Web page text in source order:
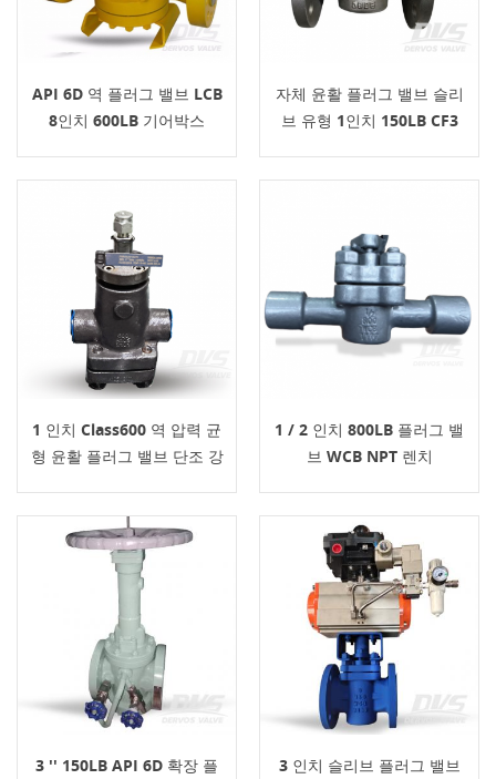
API 6D 역 플러그 밸브 LCB
8인치 600LB 기어박스
자체 윤활 플러그 밸브 슬리
브 유형 1인치 150LB CF3
1 인치 Class600 역 압력 균
형 윤활 플러그 밸브 단조 강
1 / 2 인치 800LB 플러그 밸
브 WCB NPT 렌치
3 '' 150LB API 6D 확장 플
3 인치 슬리브 플러그 밸브